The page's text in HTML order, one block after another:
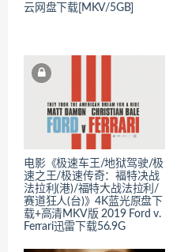
云网盘下载[MKV/5GB]
电影《极速车王/地狱驾驶/极
速之王/极速传奇：褔特决战
法拉利(港)/福特大战法拉利/
赛道狂人(台)》4K蓝光原盘下
载+高清MKV版 2019 Ford v.
Ferrari迅雷下载56.9G